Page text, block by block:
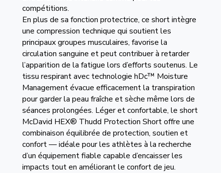
compétitions.
En plus de sa fonction protectrice, ce short intègre
une compression technique qui soutient les
principaux groupes musculaires, favorise la
circulation sanguine et peut contribuer à retarder
l’apparition de la fatigue lors d’efforts soutenus. Le
tissu respirant avec technologie hDc™ Moisture
Management évacue efficacement la transpiration
pour garder la peau fraîche et sèche même lors de
séances prolongées. Léger et confortable, le short
McDavid HEX® Thudd Protection Short offre une
combinaison équilibrée de protection, soutien et
confort — idéale pour les athlètes à la recherche
d’un équipement fiable capable d’encaisser les
impacts tout en améliorant le confort de jeu.